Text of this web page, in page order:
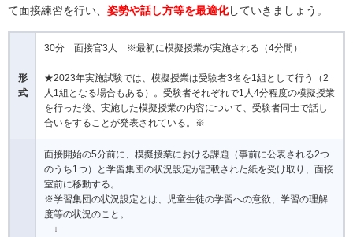
て面接練習を行い、 姿勢や話し方等を最適化していきましょう。
形
式
30分 面接官3人 ※最初に模擬授業が実施される（4分間）
★2023年実施試験では、模擬授業は受験者3名を1組として行う（2
人1組となる場合もある）。受験者それぞれで1人4分程度の模擬授業
を行った後、実施した模擬授業の内容について、受験者同士で話し
合いをすることが発表されている。※
面接開始の5分前に、模擬授業における課題（事前に公表される2つ
のうち1つ）と学習集団の状況設定が記載された紙を受け取り、面接
室前に移動する。
※学習集団の状況設定とは、児童生徒の学習への意欲、学習の理解
度等の状況のこと。
↓